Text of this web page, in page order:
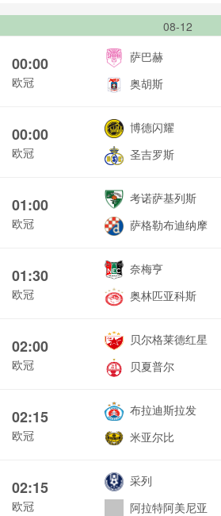
08-12
00:00
欧冠
萨巴赫
奥胡斯
00:00
欧冠
博德闪耀
圣吉罗斯
01:00
欧冠
考诺萨基列斯
萨格勒布迪纳摩
01:30
欧冠
奈梅亨
奥林匹亚科斯
02:00
欧冠
贝尔格莱德红星
贝夏普尔
02:15
欧冠
布拉迪斯拉发
米亚尔比
02:15
欧冠
采列
阿拉特阿美尼亚